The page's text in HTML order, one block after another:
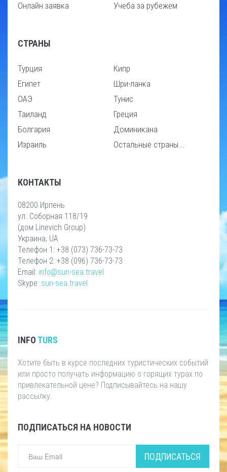
Онлайн заявка
Учеба за рубежем
СТРАНЫ
Турция
Египет
ОАЭ
Таиланд
Болгария
Израиль
Кипр
Шри-ланка
Тунис
Греция
Доминикана
Остальные страны...
КОНТАКТЫ
08200 Ирпень
ул. Соборная 118/19
(дом Linevich Group)
Украина, UA
Телефон 1: +38 (073) 736-73-73
Телефон 2: +38 (096) 736-73-73
Email: info@sun-sea.travel
Skype: sun-sea.travel
INFO TURS
Хотите быть в курсе последних туристических событий
или просто получать информацию о горящих турах по
привлекательной цене? Подписывайтесь на нашу
рассылку.
ПОДПИСАТЬСЯ НА НОВОСТИ
ПОДПИСАТЬСЯ